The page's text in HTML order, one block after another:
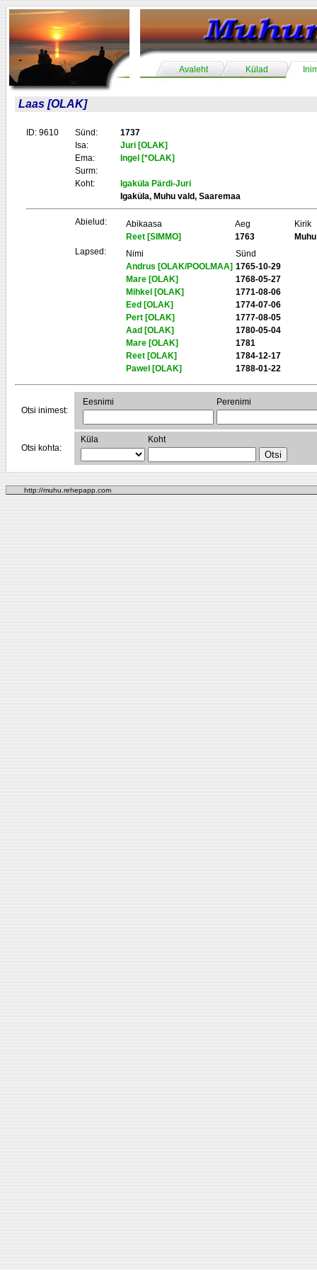
Avaleht Külad
Laas [OLAK]
ID: 9610 Sünd:
1737
Isa:
Juri [OLAK]
Ema:
Ingel [*OLAK]
Surm:
Koht:
Igaküla Pärdi-Juri
Igaküla, Muhu vald, Saaremaa
Abielud: Abikaasa Aeg
Kirik
Reet [SIMMO]
1763
Muhu
Lapsed:
Nimi
Sünd
Andrus [OLAK/POOLMAA] 1765-10-29
Mare [OLAK]
1768-05-27
Mihkel [OLAK]
1771-08-06
Eed [OLAK]
1774-07-06
Pert [OLAK]
1777-08-05
Aad [OLAK]
1780-05-04
Mare [OLAK]
1781
Reet [OLAK]
1784-12-17
Pawel [OLAK]
1788-01-22
Otsi inimest:
Eesnimi Perenimi
Otsi kohta:
Küla Koht
http://muhu.rehepapp.com